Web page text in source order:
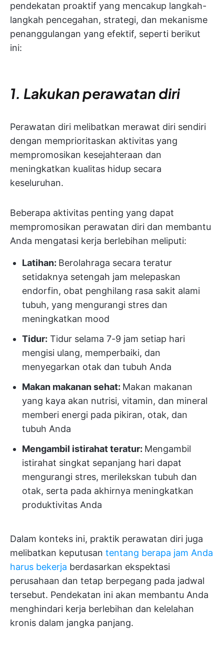
pendekatan proaktif yang mencakup langkah-
langkah pencegahan, strategi, dan mekanisme
penanggulangan yang efektif, seperti berikut
ini:
1. Lakukan perawatan diri
Perawatan diri melibatkan merawat diri sendiri
dengan memprioritaskan aktivitas yang
mempromosikan kesejahteraan dan
meningkatkan kualitas hidup secara
keseluruhan.
Beberapa aktivitas penting yang dapat
mempromosikan perawatan diri dan membantu
Anda mengatasi kerja berlebihan meliputi:
Latihan: Berolahraga secara teratur
setidaknya setengah jam melepaskan
endorfin, obat penghilang rasa sakit alami
tubuh, yang mengurangi stres dan
meningkatkan mood
Tidur: Tidur selama 7-9 jam setiap hari
mengisi ulang, memperbaiki, dan
menyegarkan otak dan tubuh Anda
Makan makanan sehat: Makan makanan
yang kaya akan nutrisi, vitamin, dan mineral
memberi energi pada pikiran, otak, dan
tubuh Anda
Mengambil istirahat teratur: Mengambil
istirahat singkat sepanjang hari dapat
mengurangi stres, merilekskan tubuh dan
otak, serta pada akhirnya meningkatkan
produktivitas Anda
Dalam konteks ini, praktik perawatan diri juga
melibatkan keputusan tentang berapa jam Anda
harus bekerja berdasarkan ekspektasi
perusahaan dan tetap berpegang pada jadwal
tersebut. Pendekatan ini akan membantu Anda
menghindari kerja berlebihan dan kelelahan
kronis dalam jangka panjang.